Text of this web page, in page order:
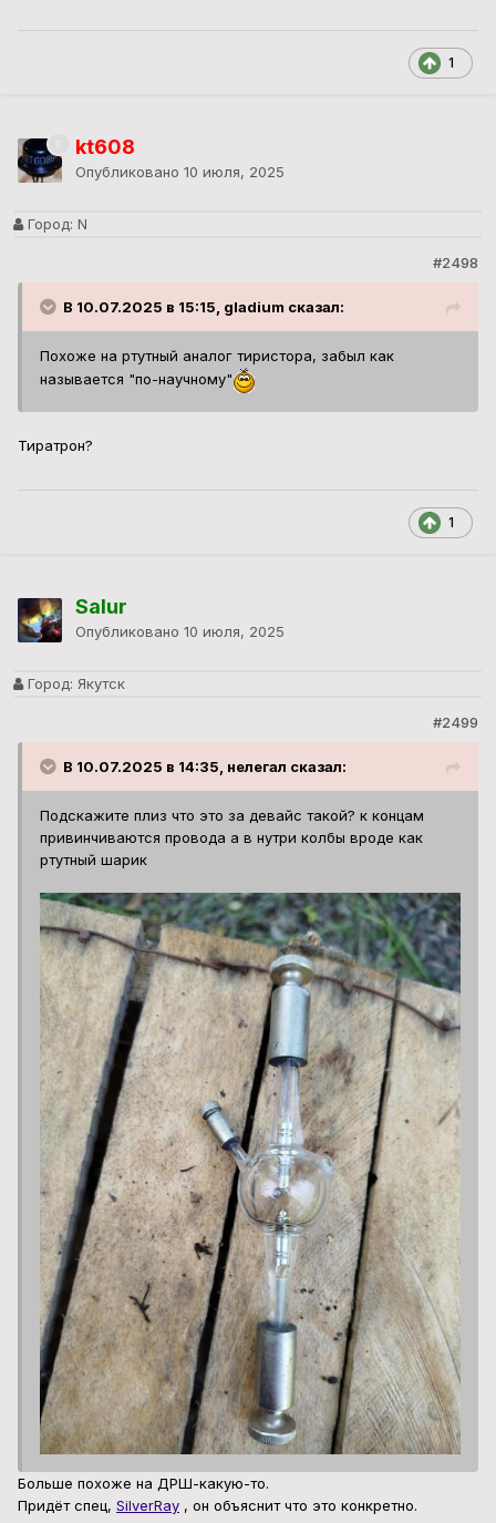
1
kt608
Опубликовано 10 июля, 2025
Город: N
#2498
В 10.07.2025 в 15:15, gladium сказал:
Похоже на ртутный аналог тиристора, забыл как
называется "по-научному"
Тиратрон?
1
Salur
Опубликовано 10 июля, 2025
Город: Якутск
#2499
В 10.07.2025 в 14:35, нелегал сказал:
Подскажите плиз что это за девайс такой? к концам
привинчиваются провода а в нутри колбы вроде как
ртутный шарик
Больше похоже на ДРШ-какую-то.
Придёт спец, SilverRay , он объяснит что это конкретно.